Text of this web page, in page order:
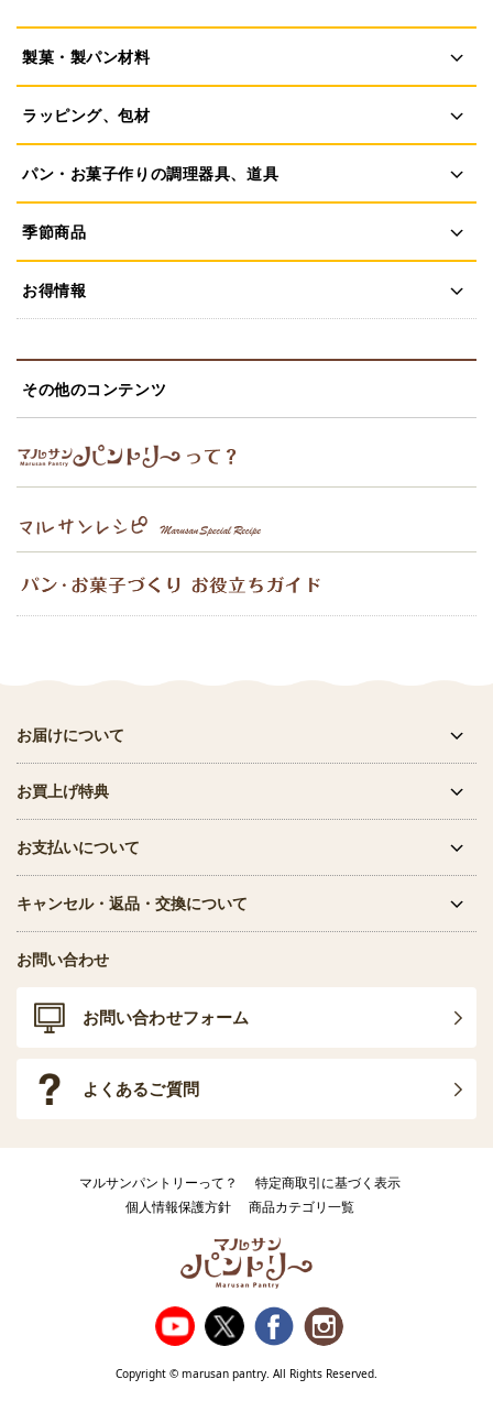
製菓・製パン材料
ラッピング、包材
パン・お菓子作りの調理器具、道具
季節商品
お得情報
その他のコンテンツ
お届けについて
お買上げ特典
お支払いについて
キャンセル・返品・交換について
お問い合わせ
お問い合わせフォーム
よくあるご質問
マルサンパントリーって？
特定商取引に基づく表示
個人情報保護方針
商品カテゴリ一覧
Copyright © marusan pantry. All Rights Reserved.